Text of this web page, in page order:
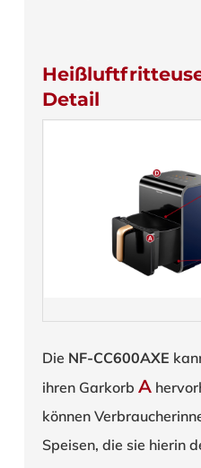
Detail
Die NF-CC600AXE
ihren Garkorb A
können
Speisen, die sie hierin